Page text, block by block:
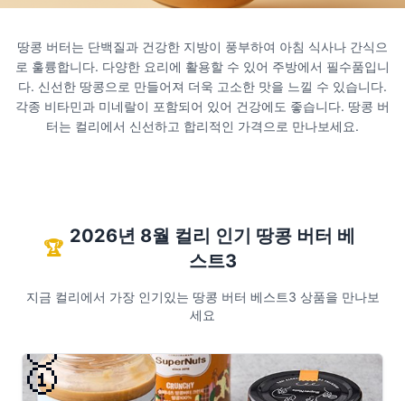
땅콩 버터는 단백질과 건강한 지방이 풍부하여 아침 식사나 간식으
로 훌륭합니다. 다양한 요리에 활용할 수 있어 주방에서 필수품입니
다. 신선한 땅콩으로 만들어져 더욱 고소한 맛을 느낄 수 있습니다.
각종 비타민과 미네랄이 포함되어 있어 건강에도 좋습니다. 땅콩 버
터는 컬리에서 신선하고 합리적인 가격으로 만나보세요.
🏆
2026년 8월 컬리 인기 땅콩 버터 베
스트3
지금 컬리에서 가장 인기있는 땅콩 버터 베스트3 상품을 만나보
세요
🥇